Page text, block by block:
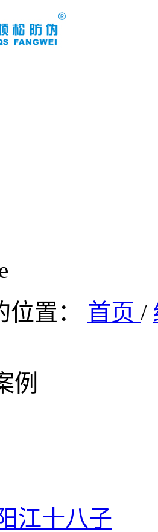
置：
首页 /
例
江十八子